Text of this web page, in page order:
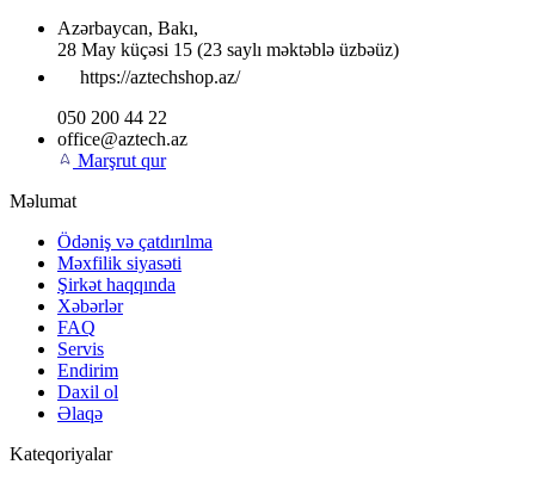
Azərbaycan, Bakı,
28 May küçəsi 15 (23 saylı məktəblə üzbəüz)
https://aztechshop.az/
050 200 44 22
office@aztech.az
Marşrut qur
Məlumat
Ödəniş və çatdırılma
Məxfilik siyasəti
Şirkət haqqında
Xəbərlər
FAQ
Servis
Endirim
Daxil ol
Əlaqə
Kateqoriyalar